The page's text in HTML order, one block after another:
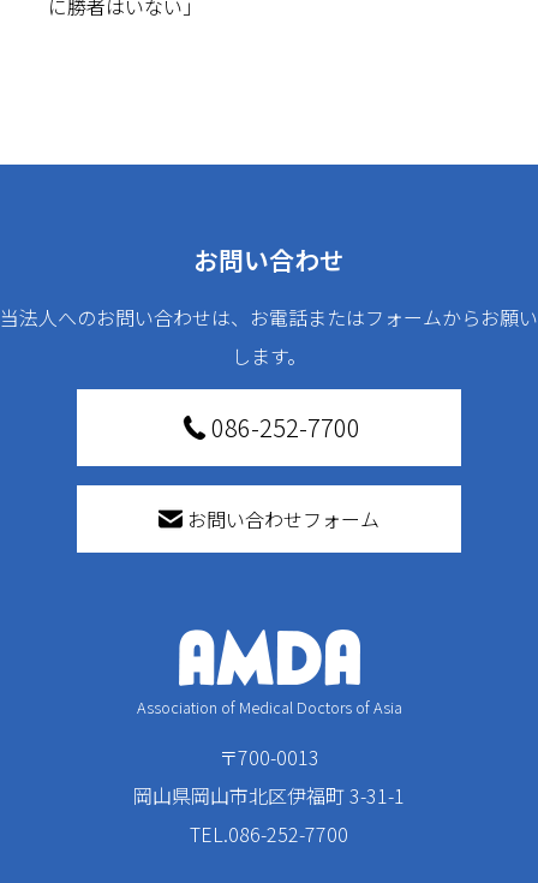
に勝者はいない」
お問い合わせ
当法人へのお問い合わせは、お電話またはフォームからお願い
します。
086-252-7700
お問い合わせフォーム
Association of Medical Doctors of Asia
〒700-0013
岡山県岡山市北区伊福町 3-31-1
TEL.086-252-7700